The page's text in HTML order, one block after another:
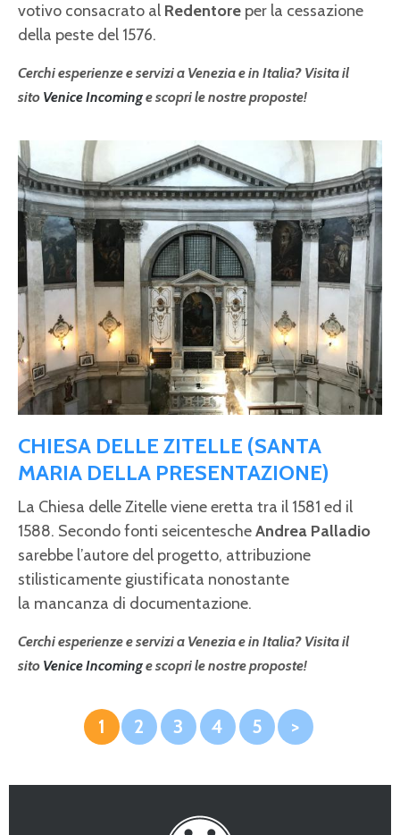
votivo consacrato al Redentore per la cessazione
della peste del 1576.
Cerchi esperienze e servizi a Venezia e in Italia? Visita il
sito Venice Incominge scopri le nostre proposte!
CHIESA DELLE ZITELLE (SANTA
MARIA DELLA PRESENTAZIONE)
La Chiesa delle Zitelle viene eretta tra il 1581 ed il
1588. Secondo fonti seicentescheAndrea Palladio
sarebbe l’autore del progetto, attribuzione
stilisticamente giustificata nonostante
la mancanza di documentazione.
Cerchi esperienze e servizi a Venezia e in Italia? Visita il
sito Venice Incominge scopri le nostre proposte!
1 2 3 4 5 >